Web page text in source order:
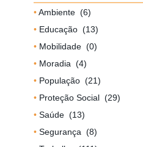
Ambiente (6)
Educação (13)
Mobilidade (0)
Moradia (4)
População (21)
Proteção Social (29)
Saúde (13)
Segurança (8)